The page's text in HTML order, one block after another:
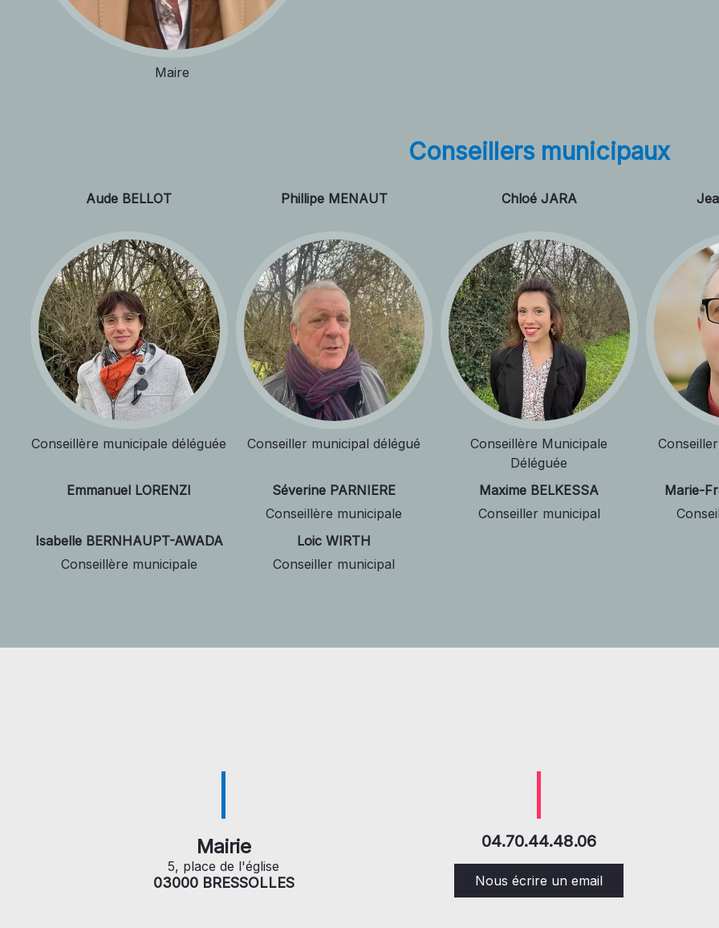
Maire
Conseillers municipaux
Aude BELLOT
Conseillère municipale déléguée
Phillipe MENAUT
Conseiller municipal délégué
Chloé JARA
Conseillère Municipale
Déléguée
Emmanuel LORENZI
Séverine PARNIERE
Conseillère municipale
Maxime BELKESSA
Conseiller municipal
Marie-
Isabelle BERNHAUPT-AWADA
Conseillère municipale
Loic WIRTH
Conseiller municipal
Mairie
5, place de l'église
03000 BRESSOLLES
04.70.44.48.06
Nous écrire un email